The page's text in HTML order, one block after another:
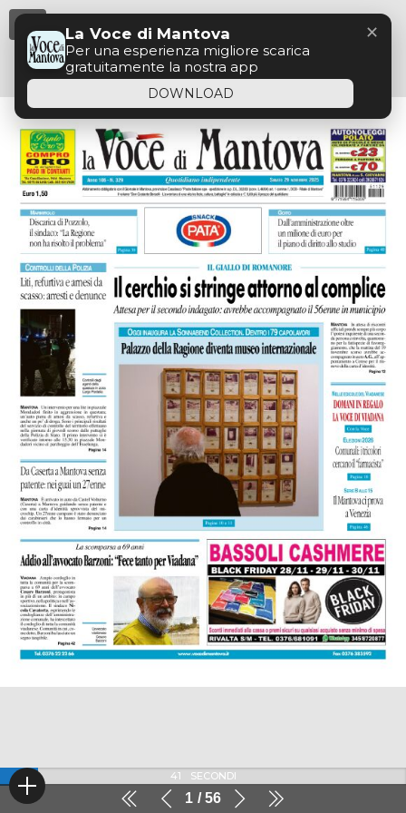
1 56
41 SECONDI
La Voce di Mantova
Per una esperienza migliore scarica
gratuitamente la nostra app
DOWNLOAD
✕
Menu